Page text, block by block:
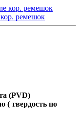
ремешок
(PVD)
( твердость по